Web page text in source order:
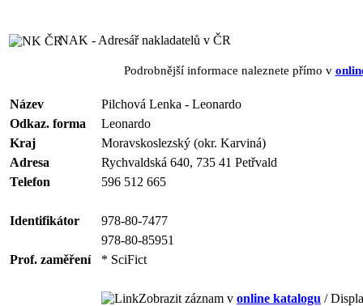
NAK - Adresář nakladatelů v ČR
Podrobnější informace naleznete přímo v
Název
Pilchová Lenka - Leonardo
Odkaz. forma
Leonardo
Kraj
Moravskoslezský (okr. Karviná)
Adresa
Rychvaldská 640, 735 41 Petřvald
Telefon
596 512 665
Identifikátor
978-80-7477
978-80-85951
Prof. zaměření
* SciFict
Zobrazit záznam v online katalogu /